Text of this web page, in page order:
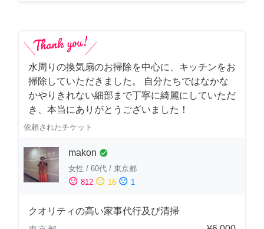
水周りの換気扇のお掃除を中心に、キッチンをお
掃除していただきました。 自分たちではなかな
かやりきれない細部まで丁寧に綺麗にしていただ
き、本当にありがとうございました！
依頼されたチケット
makon check_circle
女性 / 60代 / 東京都
sentiment_satisfied 812 sentiment_neutral 16 sentiment_dissatisfied 1
クオリティの高い家事代行及び清掃